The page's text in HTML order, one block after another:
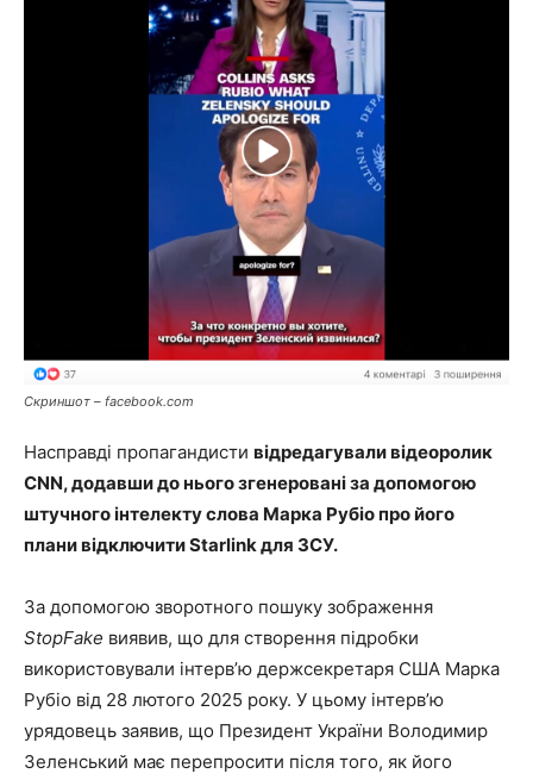
Скриншот – facebook.com
Насправді пропагандисти відредагували відеоролик
CNN, додавши до нього згенеровані за допомогою
штучного інтелекту слова Марка Рубіо про його
плани відключити Starlink для ЗСУ.
За допомогою зворотного пошуку зображення
StopFake виявив, що для створення підробки
використовували інтерв’ю держсекретаря США Марка
Рубіо від 28 лютого 2025 року. У цьому інтерв’ю
урядовець заявив, що Президент України Володимир
Зеленський має перепросити після того, як його